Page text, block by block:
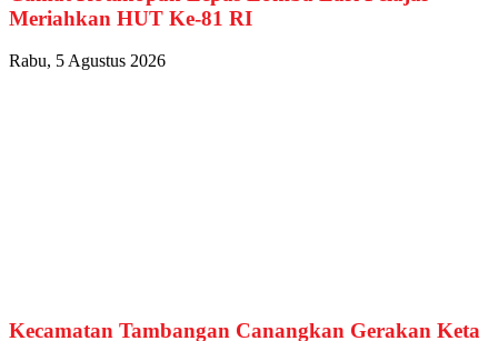
Meriahkan HUT Ke-81 RI
Rabu, 5 Agustus 2026
Kecamatan Tambangan Canangkan Gerakan Keta